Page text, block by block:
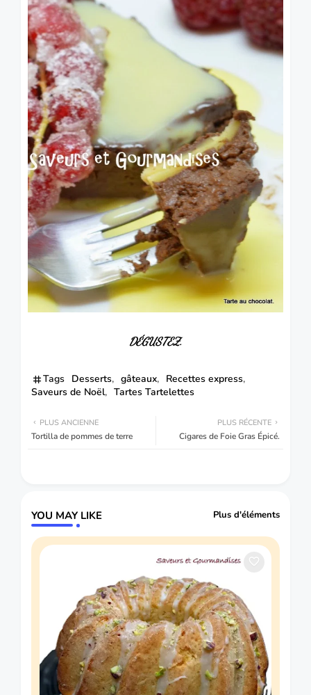
DÉGUSTEZ.
Tags Desserts gâteaux
Recettes express
Saveurs de Noël
Tartes Tartelettes
PLUS RÉCENTE
Cigares de Foie Gras Épicé.
PLUS ANCIENNE
Tortilla de pommes de terre
YOU MAY LIKE Plus d'éléments